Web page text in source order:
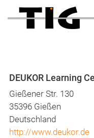
DEUKOR Learning
Gießener Str. 130
35396 Gießen
Deutschland
http://www.deukor.de